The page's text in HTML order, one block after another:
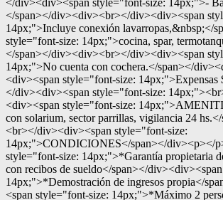
</div><div><span style="font-size: 14px;">-
</span></div><div><br></div><div><span
14px;">Incluye conexión lavarropas,&nbsp;</
style="font-size: 14px;">cocina, spar,
</span></div><div><br></div><div><span
14px;">No cuenta con cochera.</span></
<div><span style="font-size: 14px;">Expensas
</div><div><span style="font-size:
<div><span style="font-size:
con solarium, sector parrillas, vigilancia 24
<br></div><div><span style="font-size:
14px;">CONDICIONES</span></div><p></
style="font-size: 14px;">*Garantía propietaria
con recibos de sueldo</span></
14px;">*Demostración de ingresos propia</
<span style="font-size: 14px;">*Máximo 2